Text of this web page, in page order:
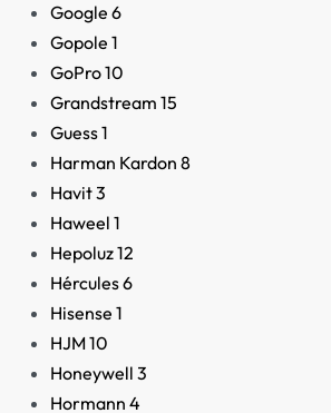
Google 6
Gopole 1
GoPro10
Grandstream 15
Guess1
Harman Kardon 8
Havit3
Haweel 1
Hepoluz12
Hércules6
Hisense 1
HJM10
Honeywell 3
Hormann 4